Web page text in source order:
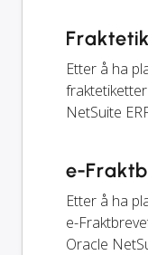
Etter å ha
NetSuite
e-
Etter å ha
e-
Oracle